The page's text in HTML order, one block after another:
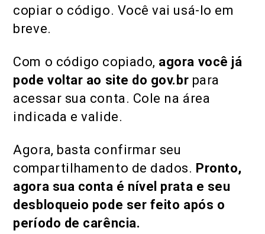
copiar o código. Você vai usá-lo em
breve.
Com o código copiado, agora você já
pode voltar ao site do gov.br para
acessar sua conta. Cole na área
indicada e valide.
Agora, basta confirmar seu
compartilhamento de dados. Pronto,
agora sua conta é nível prata e seu
desbloqueio pode ser feito após o
período de carência.